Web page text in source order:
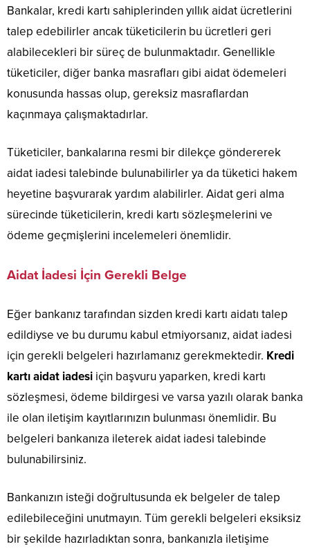
Bankalar, kredi kartı sahiplerinden yıllık aidat ücretlerini
talep edebilirler ancak tüketicilerin bu ücretleri geri
alabilecekleri bir süreç de bulunmaktadır. Genellikle
tüketiciler, diğer banka masrafları gibi aidat ödemeleri
konusunda hassas olup, gereksiz masraflardan
kaçınmaya çalışmaktadırlar.
Tüketiciler, bankalarına resmi bir dilekçe göndererek
aidat iadesi talebinde bulunabilirler ya da tüketici hakem
heyetine başvurarak yardım alabilirler. Aidat geri alma
sürecinde tüketicilerin, kredi kartı sözleşmelerini ve
ödeme geçmişlerini incelemeleri önemlidir.
Aidat İadesi İçin Gerekli Belge
Eğer bankanız tarafından sizden kredi kartı aidatı talep
edildiyse ve bu durumu kabul etmiyorsanız, aidat iadesi
için gerekli belgeleri hazırlamanız gerekmektedir. Kredi
kartı aidat iadesi için başvuru yaparken, kredi kartı
sözleşmesi, ödeme bildirgesi ve varsa yazılı olarak banka
ile olan iletişim kayıtlarınızın bulunması önemlidir. Bu
belgeleri bankanıza ileterek aidat iadesi talebinde
bulunabilirsiniz.
Bankanızın isteği doğrultusunda ek belgeler de talep
edilebileceğini unutmayın. Tüm gerekli belgeleri eksiksiz
bir şekilde hazırladıktan sonra, bankanızla iletişime